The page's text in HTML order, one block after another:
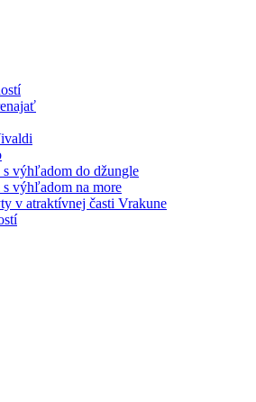
výhľadom do džungle
výhľadom na more
v atraktívnej časti Vrakune